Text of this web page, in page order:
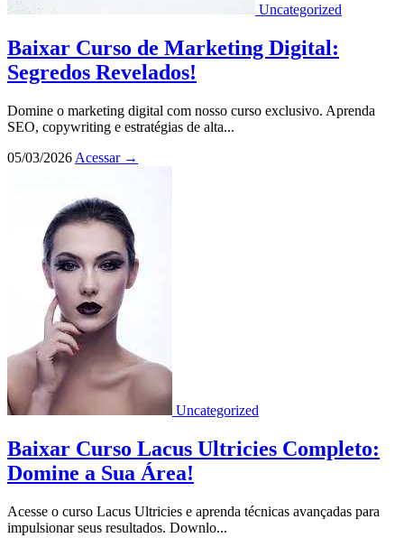
Uncategorized
Baixar Curso de Marketing Digital:
Segredos Revelados!
Domine o marketing digital com nosso curso exclusivo. Aprenda
SEO, copywriting e estratégias de alta...
05/03/2026 Acessar →
Uncategorized
Baixar Curso Lacus Ultricies Completo:
Domine a Sua Área!
Acesse o curso Lacus Ultricies e aprenda técnicas avançadas para
impulsionar seus resultados. Downlo...